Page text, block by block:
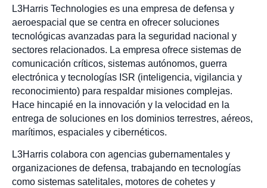
L3Harris Technologies es una empresa de defensa y
aeroespacial que se centra en ofrecer soluciones
tecnológicas avanzadas para la seguridad nacional y
sectores relacionados. La empresa ofrece sistemas de
comunicación críticos, sistemas autónomos, guerra
electrónica y tecnologías ISR (inteligencia, vigilancia y
reconocimiento) para respaldar misiones complejas.
Hace hincapié en la innovación y la velocidad en la
entrega de soluciones en los dominios terrestres, aéreos,
marítimos, espaciales y cibernéticos.
L3Harris colabora con agencias gubernamentales y
organizaciones de defensa, trabajando en tecnologías
como sistemas satelitales, motores de cohetes y